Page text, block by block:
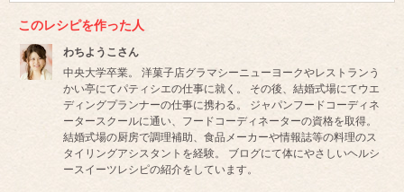
このレシピを作った人
わちようこさん
中央大学卒業。 洋菓子店グラマシーニューヨークやレストランう
かい亭にてパティシエの仕事に就く。 その後、結婚式場にてウエ
ディングプランナーの仕事に携わる。 ジャパンフードコーディネ
ータースクールに通い、フードコーディネーターの資格を取得。
結婚式場の厨房で調理補助、食品メーカーや情報誌等の料理のス
タイリングアシスタントを経験。 ブログにて体にやさしいヘルシ
ースイーツレシピの紹介をしています。